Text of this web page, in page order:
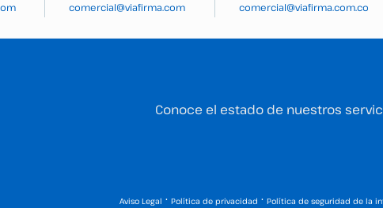
comercial@viafirma.com
comercial@viafirma.com.co
Conoce el estado de nuestros
Aviso Legal · Política de privacidad · Política de seguridad de la